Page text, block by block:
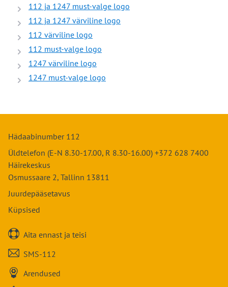
112 ja 1247 must-valge logo
112 ja 1247 värviline logo
112 värviline logo
112 must-valge logo
1247 värviline logo
1247 must-valge logo
Hädaabinumber 112
Üldtelefon (E-N 8.30-17.00, R 8.30-16.00) +372 628 7400
Häirekeskus
Osmussaare 2, Tallinn 13811
Juurdepääsetavus
Küpsised
 Aita ennast ja teisi
 SMS-112
 Arendused